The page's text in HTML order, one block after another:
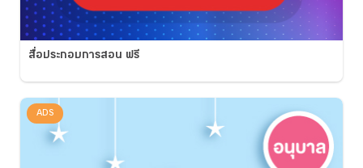
สื่อประกอบการสอน ฟรี
ADS